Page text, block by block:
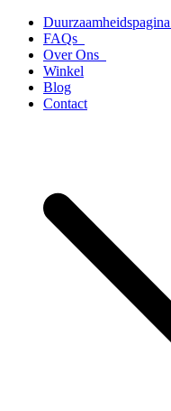
naar
inhoud
Duurzaamheidspagina
FAQs
Over Ons
Winkel
Blog
Contact